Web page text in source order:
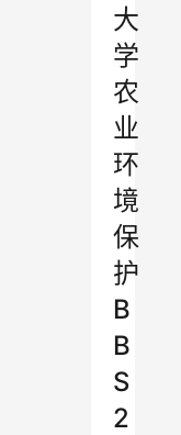
大
学
农
业
环
境
保
护
B
B
S
2